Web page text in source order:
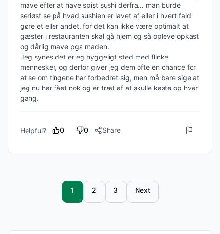
mave efter at have spist sushi derfra… man burde
seriøst se på hvad sushien er lavet af eller i hvert fald
gøre et eller andet, for det kan ikke være optimalt at
gæster i restauranten skal gå hjem og så opleve opkast
og dårlig mave pga maden.
Jeg synes det er eg hyggeligt sted med flinke
mennesker, og derfor giver jeg dem ofte en chance for
at se om tingene har forbedret sig, men må bare sige at
jeg nu har fået nok og er træt af at skulle kaste op hver
gang.
Helpful? 0 0 Share
1 2 3 Next